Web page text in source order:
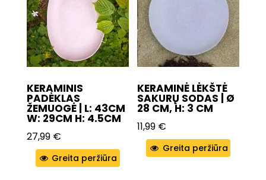
KERAMINIS
PADĖKLAS
ŽEMUOGĖ | L: 43CM
W: 29CM H: 4.5CM
27,99 €
Greita peržiūra
KERAMINĖ LĖKŠTĖ
SAKURŲ SODAS | Ø
28 CM, H: 3 CM
11,99 €
Greita peržiūra